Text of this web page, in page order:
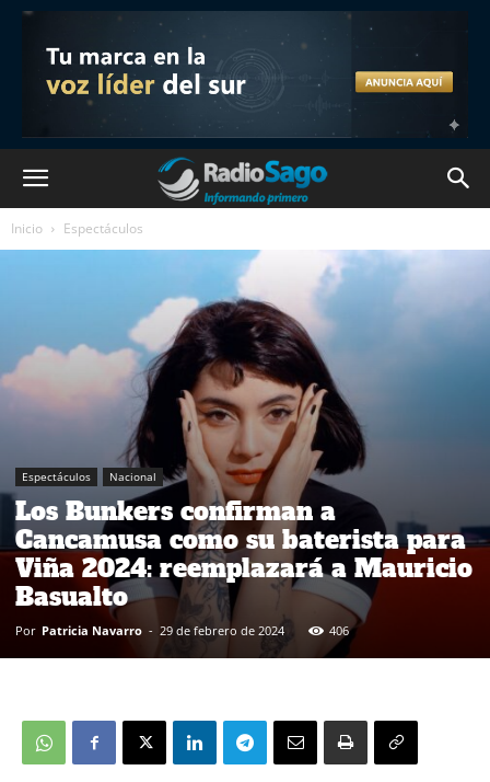
Inicio Espectáculos
Espectáculos Nacional
Los Bunkers confirman a
Cancamusa como su baterista para
Viña 2024: reemplazará a Mauricio
Basualto
Por Patricia Navarro - 29 de febrero de 2024 406